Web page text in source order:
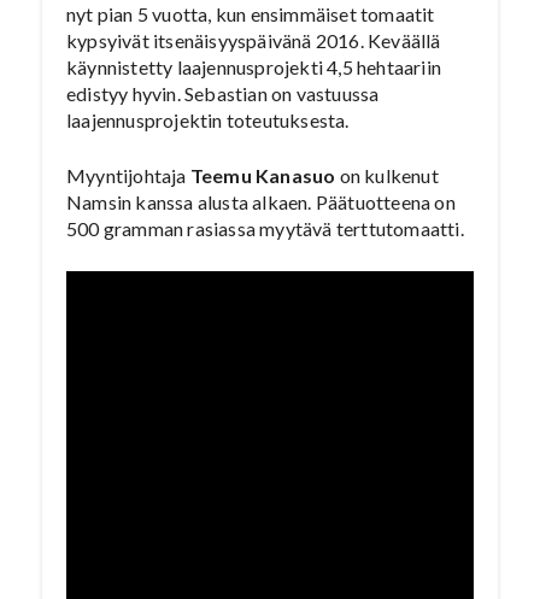
nyt pian 5 vuotta, kun ensimmäiset tomaatit
kypsyivät itsenäisyyspäivänä 2016. Keväällä
käynnistetty laajennusprojekti 4,5 hehtaariin
edistyy hyvin. Sebastian on vastuussa
laajennusprojektin toteutuksesta.
Myyntijohtaja Teemu Kanasuo on kulkenut
Namsin kanssa alusta alkaen. Päätuotteena on
500 gramman rasiassa myytävä terttutomaatti.